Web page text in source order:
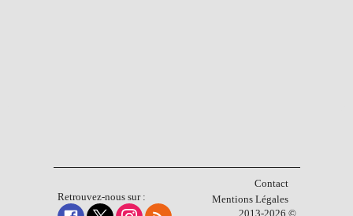
Retrouvez-nous sur :
Contact
Mentions Légales
2013-2026 ©